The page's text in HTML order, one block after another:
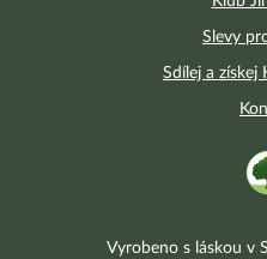
Slevy
Sdílej a získej
Vyrobeno s láskou v